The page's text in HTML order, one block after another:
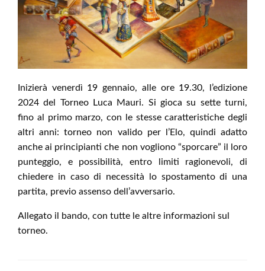
Inizierà venerdì 19 gennaio, alle ore 19.30, l’edizione
2024 del Torneo Luca Mauri. Si gioca su sette turni,
fino al primo marzo, con le stesse caratteristiche degli
altri anni: torneo non valido per l’Elo, quindi adatto
anche ai principianti che non vogliono “sporcare” il loro
punteggio, e possibilità, entro limiti ragionevoli, di
chiedere in caso di necessità lo spostamento di una
partita, previo assenso dell’avversario.
Allegato il bando, con tutte le altre informazioni sul
torneo.